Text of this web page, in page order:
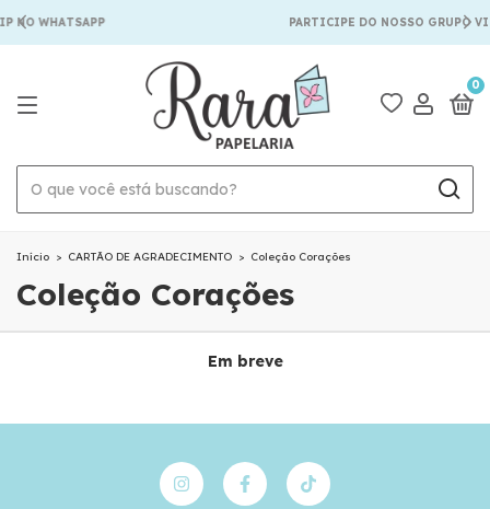
NO WHATSAPP PARTICIPE DO NOSSO GRUPO
0
Início > CARTÃO DE AGRADECIMENTO > Coleção Corações
Coleção Corações
Em breve